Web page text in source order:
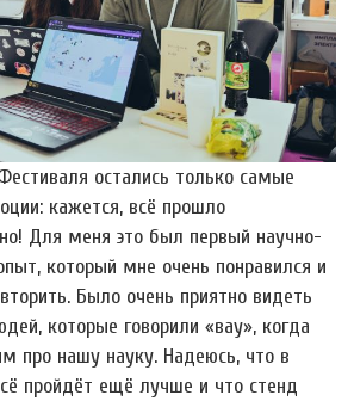
остались только самые
кажется, всё прошло
Для меня это был первый научно-
который мне очень понравился и
Было очень приятно видеть
которые говорили «вау», когда
про нашу науку. Надеюсь, что в
пройдёт ещё лучше и что стенд